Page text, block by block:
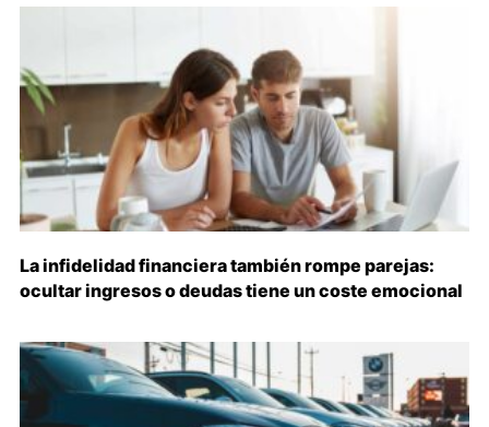
La infidelidad financiera también rompe parejas:
ocultar ingresos o deudas tiene un coste emocional